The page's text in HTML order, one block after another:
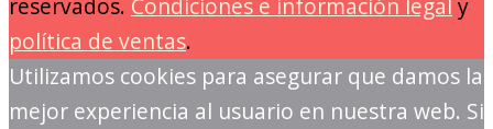
reservados. Condiciones e información legal y
política de ventas.
Utilizamos cookies para asegurar que damos la
mejor experiencia al usuario en nuestra web. Si